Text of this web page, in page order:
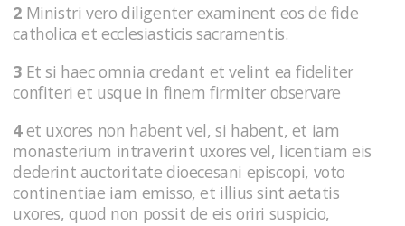
2 Ministri vero diligenter examinent eos de fide
catholica et ecclesiasticis sacramentis.
3 Et si haec omnia credant et velint ea fideliter
confiteri et usque in finem firmiter observare
4et uxores non habent vel, si habent, et iam
monasterium intraverint uxores vel, licentiam eis
dederint auctoritate dioecesani episcopi, voto
continentiae iam emisso, et illius sint aetatis
uxores, quod non possit de eis oriri suspicio,